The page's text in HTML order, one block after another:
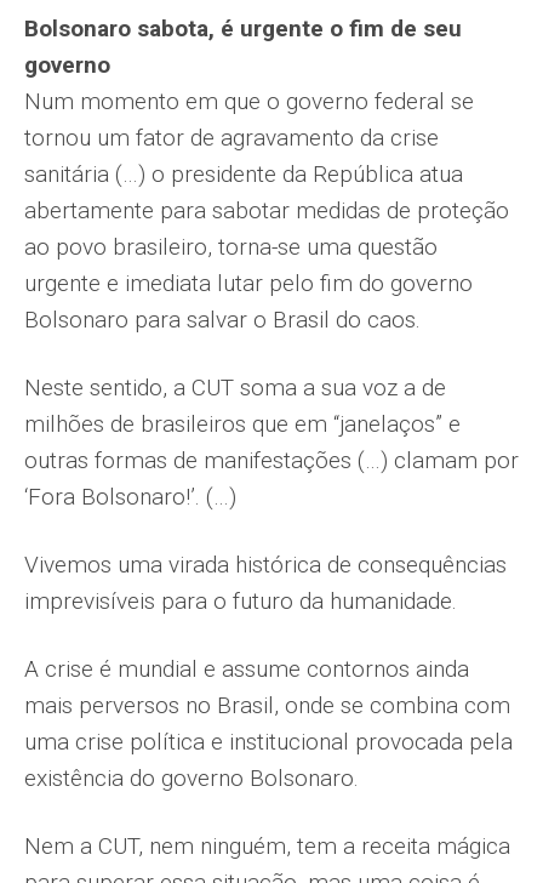
Bolsonaro sabota, é urgente o fim de seu
governo
Num momento em que o governo federal se
tornou um fator de agravamento da crise
sanitária (…) o presidente da República atua
abertamente para sabotar medidas de proteção
ao povo brasileiro, torna-se uma questão
urgente e imediata lutar pelo fim do governo
Bolsonaro para salvar o Brasil do caos.
Neste sentido, a CUT soma a sua voz a de
milhões de brasileiros que em “janelaços” e
outras formas de manifestações (…) clamam por
‘Fora Bolsonaro!’. (…)
Vivemos uma virada histórica de consequências
imprevisíveis para o futuro da humanidade.
A crise é mundial e assume contornos ainda
mais perversos no Brasil, onde se combina com
uma crise política e institucional provocada pela
existência do governo Bolsonaro.
Nem a CUT, nem ninguém, tem a receita mágica